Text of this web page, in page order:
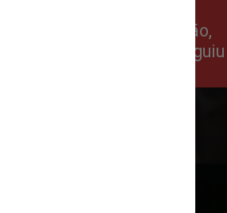
de Críquete do Paquistão,
Reuters não conseguiu